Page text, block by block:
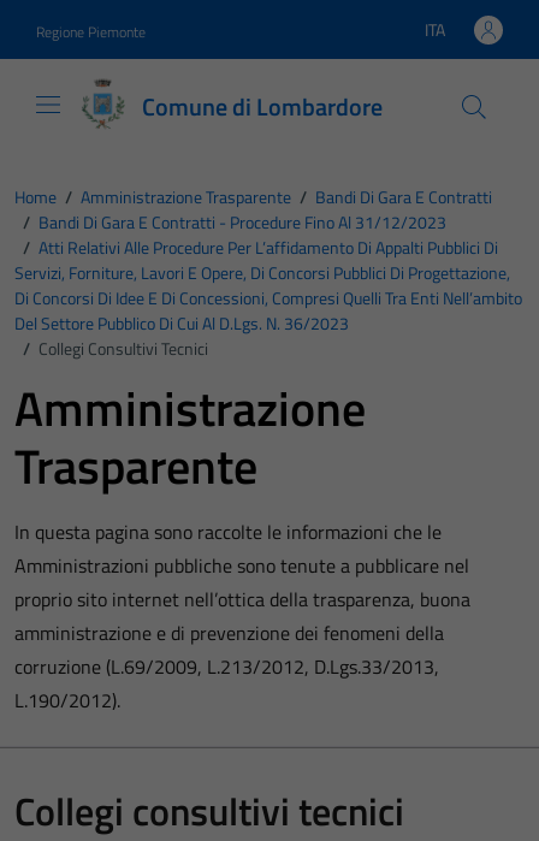
Regione Piemonte Lingua attiva:
ITA
Comune di Lombardore
Home / Amministrazione Trasparente / Bandi Di Gara E Contratti
/ Bandi Di Gara E Contratti - Procedure Fino Al 31/12/2023
/ Atti Relativi Alle Procedure Per L’affidamento Di Appalti Pubblici Di
Servizi, Forniture, Lavori E Opere, Di Concorsi Pubblici Di Progettazione,
Di Concorsi Di Idee E Di Concessioni, Compresi Quelli Tra Enti Nell’ambito
Del Settore Pubblico Di Cui Al D.Lgs. N. 36/2023
/ Collegi Consultivi Tecnici
Amministrazione
Trasparente
In questa pagina sono raccolte le informazioni che le
Amministrazioni pubbliche sono tenute a pubblicare nel
proprio sito internet nell’ottica della trasparenza, buona
amministrazione e di prevenzione dei fenomeni della
corruzione (L.69/2009, L.213/2012, D.Lgs.33/2013,
L.190/2012).
Collegi consultivi tecnici